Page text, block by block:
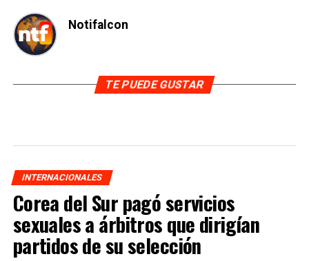
Notifalcon
TE PUEDE GUSTAR
INTERNACIONALES
Corea del Sur pagó servicios
sexuales a árbitros que dirigían
partidos de su selección